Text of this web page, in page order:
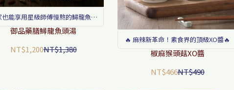
也能享用星級師傅慢熬的鱘龍魚頭
藥膳精華
御品藥膳鱘龍魚頭湯
NT$1,200NT$1,380
🔥 麻辣新革命！素食界的頂級XO醬🔥
椒麻猴頭菇XO醬
NT$466NT$490